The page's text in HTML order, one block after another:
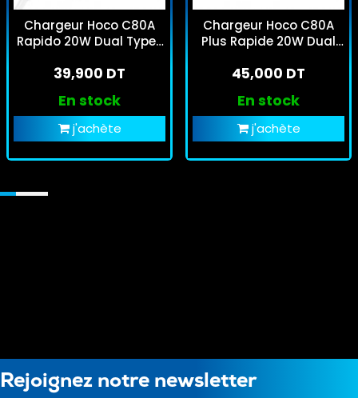
Chargeur Hoco C80A
Rapido 20W Dual Type-
39,900 DT
En stock
j'achète
Chargeur Hoco C80A
Plus Rapide 20W Dual
45,000 DT
En stock
j'achète
Rejoignez notre newsletter